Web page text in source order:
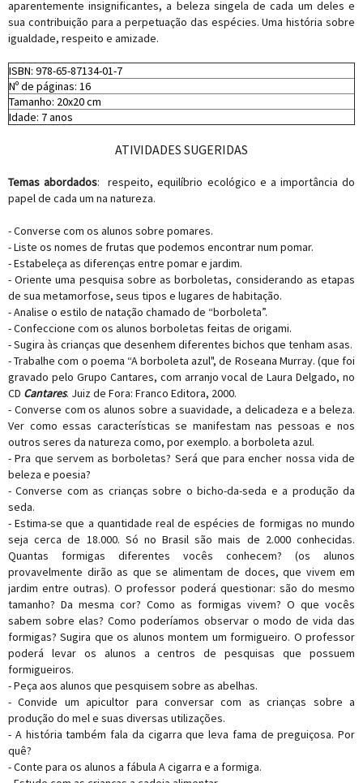
aparentemente insignificantes, a beleza singela de cada um deles e
sua contribuição para a perpetuação das espécies. Uma história sobre
igualdade, respeito e amizade.
ISBN: 978-65-87134-01-7
Nº de páginas: 16
Tamanho: 20x20 cm
Idade: 7 anos
ATIVIDADES SUGERIDAS
Temas abordados: respeito, equilíbrio ecológico e a importância do
papel de cada um na natureza.
- Converse com os alunos sobre pomares.
- Liste os nomes de frutas que podemos encontrar num pomar.
- Estabeleça as diferenças entre pomar e jardim.
- Oriente uma pesquisa sobre as borboletas, considerando as etapas
de sua metamorfose, seus tipos e lugares de habitação.
- Analise o estilo de natação chamado de “borboleta”.
- Confeccione com os alunos borboletas feitas de origami.
- Sugira às crianças que desenhem diferentes bichos que tenham asas.
- Trabalhe com o poema “A borboleta azul", de Roseana Murray. (que foi
gravado pelo Grupo Cantares, com arranjo vocal de Laura Delgado, no
CD Cantares. Juiz de Fora: Franco Editora, 2000.
- Converse com os alunos sobre a suavidade, a delicadeza e a beleza.
Ver como essas características se manifestam nas pessoas e nos
outros seres da natureza como, por exemplo. a borboleta azul.
- Pra que servem as borboletas? Será que para encher nossa vida de
beleza e poesia?
- Converse com as crianças sobre o bicho-da-seda e a produção da
seda.
- Estima-se que a quantidade real de espécies de formigas no mundo
seja cerca de 18.000. Só no Brasil são mais de 2.000 conhecidas.
Quantas formigas diferentes vocês conhecem? (os alunos
provavelmente dirão as que se alimentam de doces, que vivem em
jardim entre outras). O professor poderá questionar: são do mesmo
tamanho? Da mesma cor? Como as formigas vivem? O que vocês
sabem sobre elas? Como poderíamos observar o modo de vida das
formigas? Sugira que os alunos montem um formigueiro. O professor
poderá levar os alunos a centros de pesquisas que possuem
formigueiros.
- Peça aos alunos que pesquisem sobre as abelhas.
- Convide um apicultor para conversar com as crianças sobre a
produção do mel e suas diversas utilizações.
- A história também fala da cigarra que leva fama de preguiçosa. Por
quê?
- Conte para os alunos a fábula A cigarra e a formiga.